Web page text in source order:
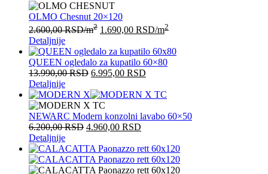
OLMO Chesnut 20×120
2.600,00RSD/m2 1.690,00 RSD/m2
Detaljnije
QUEEN ogledalo za kupatilo 60×80
13.990,00RSD 6.995,00 RSD
Detaljnije
NEWARC Modern konzolni lavabo 60×50
6.200,00RSD 4.960,00 RSD
Detaljnije